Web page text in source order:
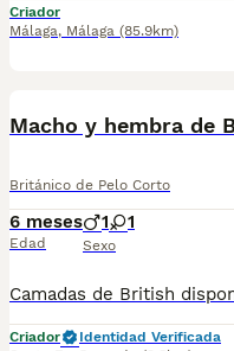
Criador
Málaga, Málaga (85.9km)
Macho y hembra de
Británico de Pelo Corto
6 meses
Edad
1 1
Sexo
Criador
Identidad Verificada